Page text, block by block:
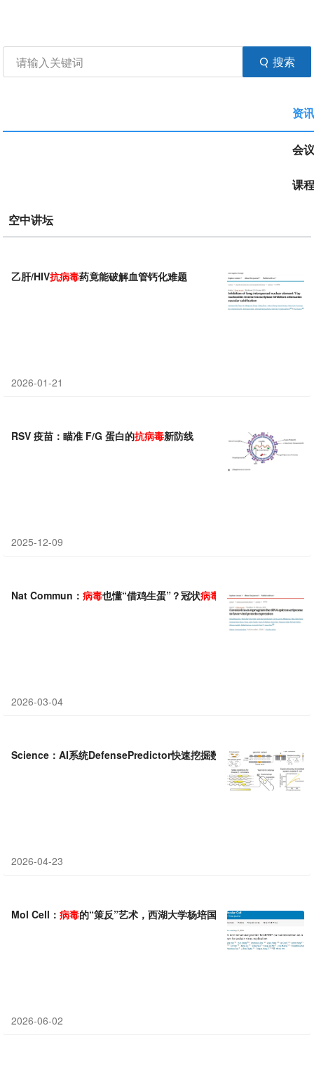
登录
注册 生物谷APP
搜索
资
会
课
空中讲坛
乙肝/HIV抗病毒药竟能破解血管钙化难题
2026-01-21
RSV 疫苗：瞄准 F/G 蛋白的抗病毒新防线
2025-12-09
Nat Commun：病毒也懂“借鸡生蛋”？冠状病毒 改造 tRNA 修饰让
2026-03-04
Science：AI系统DefensePredictor快速挖掘数千种新型细菌抗病毒
2026-04-23
Mol Cell：病毒的“策反”艺术，西湖大学杨培国团队发现甲病毒能将
2026-06-02